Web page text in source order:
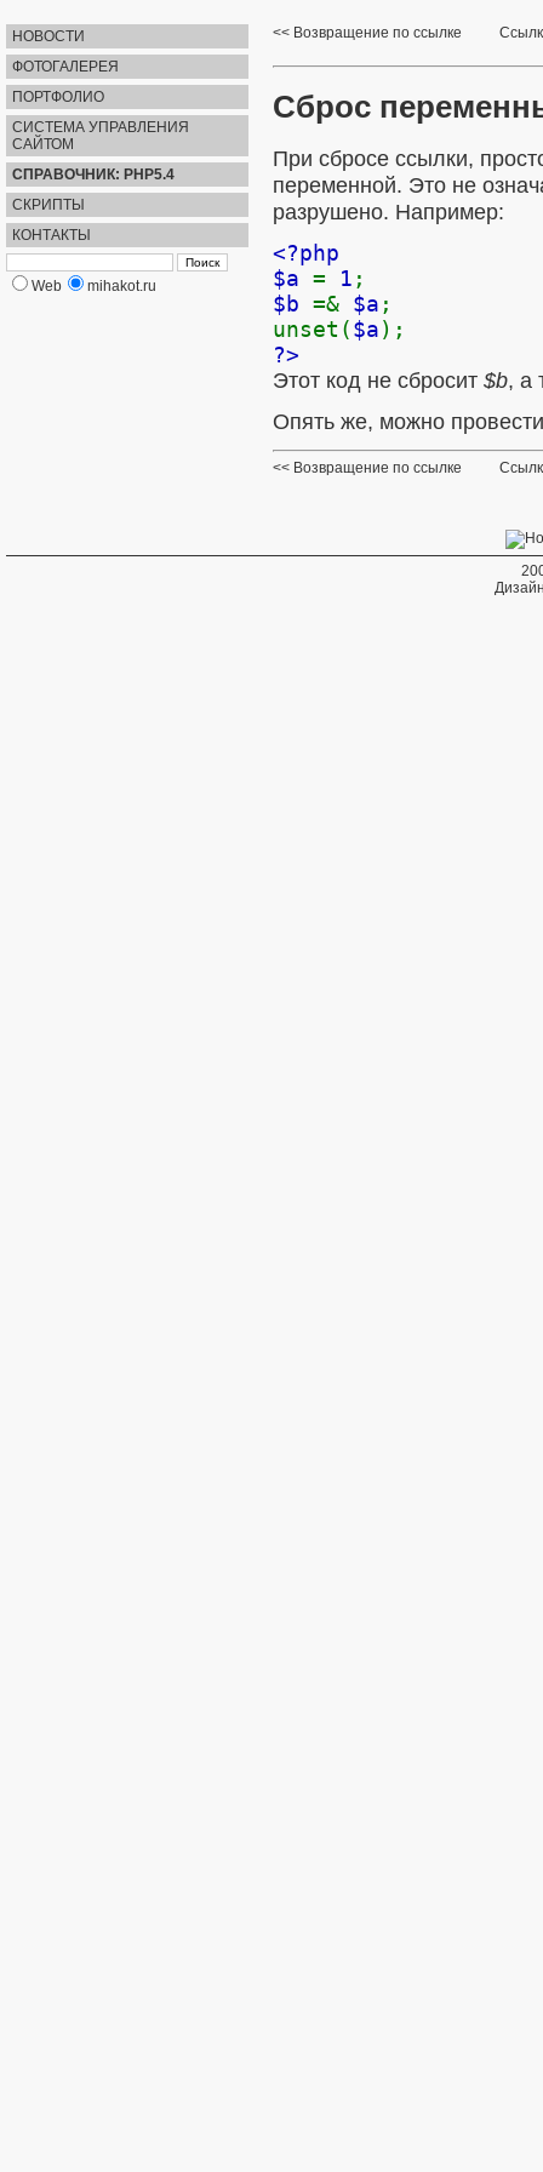
НОВОСТИ
ФОТОГАЛЕРЕЯ
ПОРТФОЛИО
СИСТЕМА УПРАВЛЕНИЯ
САЙТОМ
СПРАВОЧНИК: PHP5.4
СКРИПТЫ
КОНТАКТЫ
Web mihakot.ru
Возвращение по ссылке
Сброс
При сбросе ссылки,
переменной. Это не
разрушено. Например:
<?php
$a = 1 ;
$b =& $a ;
unset($a);
?>
Этот код не сбросит $b, а
Опять же, можно
Возвращение по ссылке